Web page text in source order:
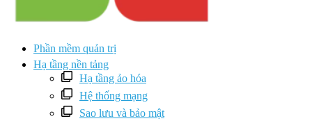
Phần mềm quản trị
Hạ tầng nền tảng
Hạ tầng ảo hóa
Hệ thống mạng
Sao lưu và bảo mật